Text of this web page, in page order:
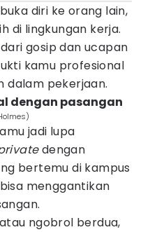
diri ke orang lain,
di lingkungan kerja.
gosip dan ucapan
kamu profesional
dalam pekerjaan.
dengan pasangan
jadi lupa
dengan
bertemu di kampus
menggantikan
ngobrol berdua,